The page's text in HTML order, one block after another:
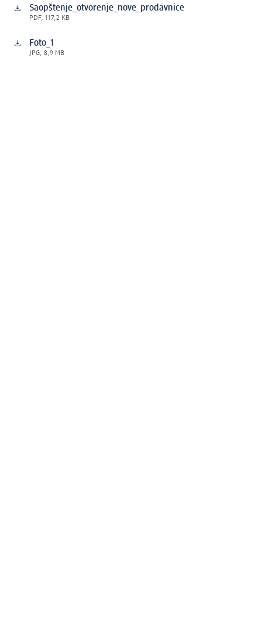
Saopštenje_otvorenje_nove_prodavnice
PDF, 117,2 KB
Foto_1
JPG, 8,9 MB